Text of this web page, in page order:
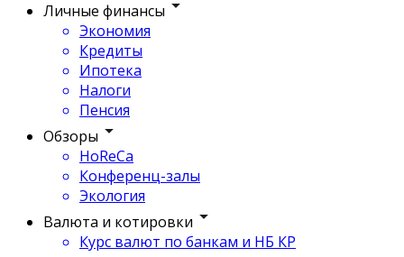
Личные финансы
Экономия
Кредиты
Ипотека
Налоги
Пенсия
Обзоры
HoReCa
Конференц-залы
Экология
Валюта и котировки
Курс валют по банкам и НБ КР